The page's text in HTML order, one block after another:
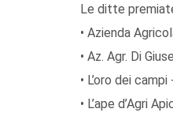
Le ditte
• Azienda
• Az. Agr. Di
• L’oro dei
• L’ape d’Agri